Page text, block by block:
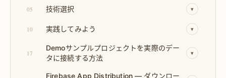
05 技術選択 ▾
10 実践してみよう ▾
17
Demoサンプルプロジェクトを実際のデー
タに接続する方法
▾
Firebase App Distribution — ダウンロー